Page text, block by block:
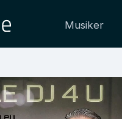
Musiker